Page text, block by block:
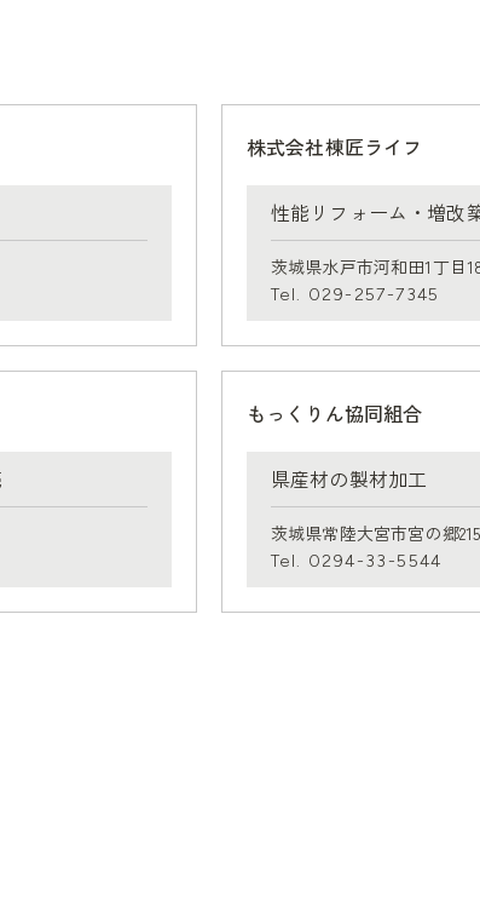
株式会社棟匠ライフ
性能リフォーム・増改
茨城県水戸市河和田1丁目
Tel. 029-257-7345
もっくりん協同組合
県産材の製材加工
茨城県常陸大宮市宮の郷
Tel. 0294-33-5544